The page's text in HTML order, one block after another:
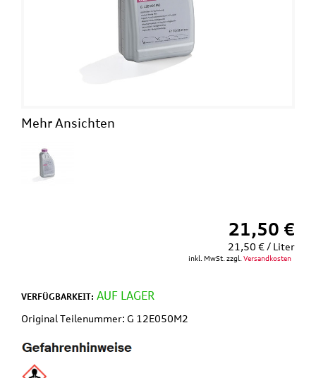
Mehr Ansichten
21,50 €
21,50 € / Liter
inkl. MwSt. zzgl. Versandkosten
VERFÜGBARKEIT: AUF LAGER
Original Teilenummer: G 12E050M2